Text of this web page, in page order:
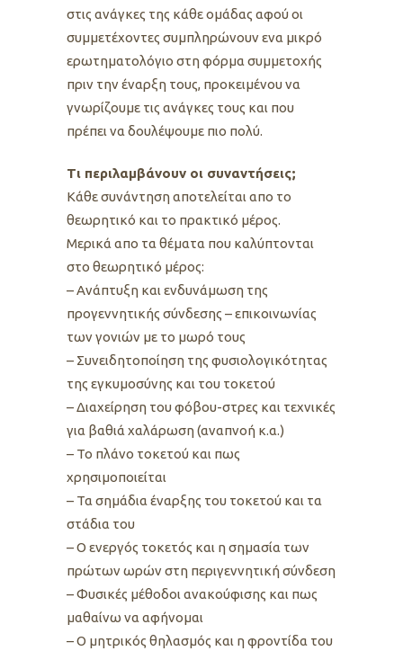
στις ανάγκες της κάθε ομάδας αφού οι
συμμετέχοντες συμπληρώνουν ενα μικρό
ερωτηματολόγιο στη φόρμα συμμετοχής
πριν την έναρξη τους, προκειμένου να
γνωρίζουμε τις ανάγκες τους και που
πρέπει να δουλέψουμε πιο πολύ.
Τι περιλαμβάνουν οι συναντήσεις;
Κάθε συνάντηση αποτελείται απο το
θεωρητικό και το πρακτικό μέρος.
Μερικά απο τα θέματα που καλύπτονται
στο θεωρητικό μέρος:
– Ανάπτυξη και ενδυνάμωση της
προγεννητικής σύνδεσης – επικοινωνίας
των γονιών με το μωρό τους
– Συνειδητοποίηση της φυσιολογικότητας
της εγκυμοσύνης και του τοκετού
– Διαχείρηση του φόβου-στρες και τεχνικές
για βαθιά χαλάρωση (αναπνοή κ.α.)
– Το πλάνο τοκετού και πως
χρησιμοποιείται
– Τα σημάδια έναρξης του τοκετού και τα
στάδια του
– Ο ενεργός τοκετός και η σημασία των
πρώτων ωρών στη περιγεννητική σύνδεση
– Φυσικές μέθοδοι ανακούφισης και πως
μαθαίνω να αφήνομαι
– Ο μητρικός θηλασμός και η φροντίδα του